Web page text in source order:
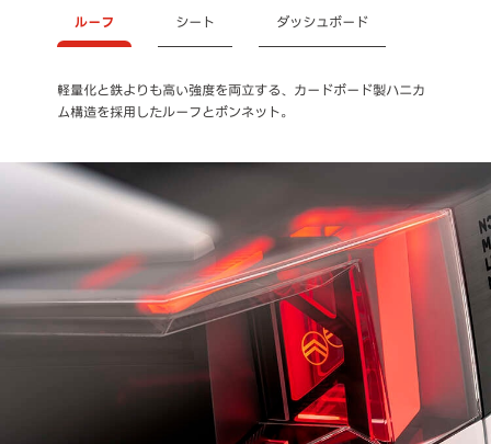
軽量化と鉄よりも高い強度を両立する、カードボード製ハニカ
ム構造を採用したルーフとボンネット。
3つのパーツのみで構成される、極めて軽量な素材を使用したシ
ート。
機能的で整然としたレイアウトのダッシュボード。
ルーフ シート ダッシュボード